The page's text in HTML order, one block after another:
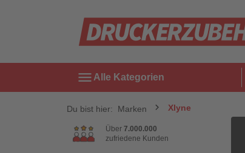
menu Alle Kategorien
Du bist hier: Marken Xlyne
Über 7.000.000
zufriedene Kunden